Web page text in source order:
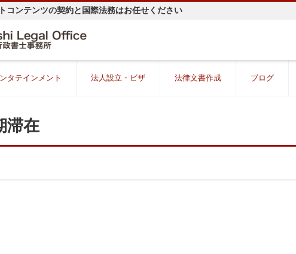
コンテンツの契約と国際法務はお任せください
タテインメント 法人設立・ビザ 法律文書作成 ブログ
滞在